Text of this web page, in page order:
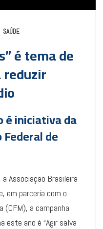
SAÚDE
é tema de
é iniciativa da
Federal de
Associação Brasileira
em parceria com o
(CFM), a campanha
este ano é “Agir salva